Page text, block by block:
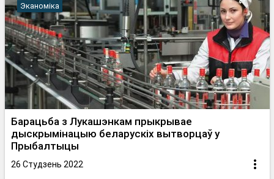
Эканоміка
Барацьба з Лукашэнкам прыкрывае
дыскрымінацыю беларускіх вытворцаў у
Прыбалтыцы
26 Студзень 2022